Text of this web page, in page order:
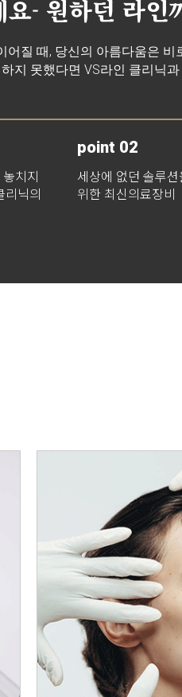
- 원하던 라인
어질 때, 당신의 아름다움은 비
지 못했다면 VS라인 클리닉
치지
리닉의
point 02
세상에 없던 솔루션
위한 최신의료장비